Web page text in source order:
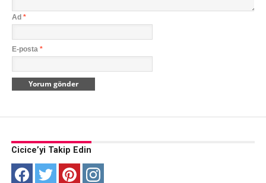
Ad *
E-posta *
Cicice’yi Takip Edin